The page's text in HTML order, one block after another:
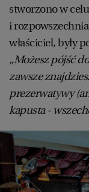
stworzono w
i
właściciel, były
„Możesz pójść
zawsze
prezerwatywy
kapusta -